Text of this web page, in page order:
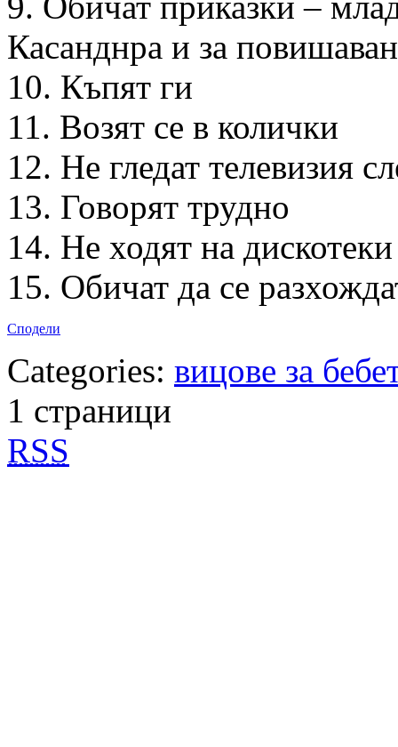
Касанднра и за
10. Къпят ги
11. Возят се в колички
12. Не гледат телевизия
13. Говорят трудно
14. Не ходят на дискотеки
15. Обичат да се
Сподели
Categories: вицове за
1 страници
RSS